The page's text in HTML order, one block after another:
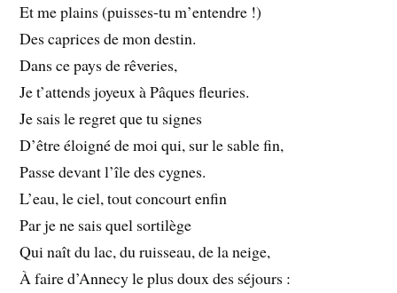
Et me plains (puisses-tu m’entendre !)
Des caprices de mon destin.
Dans ce pays de rêveries,
Je t’attends joyeux à Pâques fleuries.
Je sais le regret que tu signes
D’être éloigné de moi qui, sur le sable fin,
Passe devant l’île des cygnes.
L’eau, le ciel, tout concourt enfin
Par je ne sais quel sortilège
Qui naît du lac, du ruisseau, de la neige,
À faire d’Annecy le plus doux des séjours :